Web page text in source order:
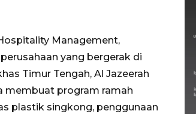
Management,
yang bergerak di
Timur Tengah, Al Jazeerah
membuat program ramah
plastik singkong, penggunaan
Lebaran Ketupat di
daerah